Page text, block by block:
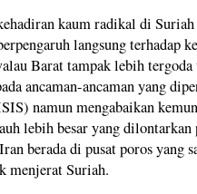
kaum radikal di Suriah
langsung terhadap
Barat tampak lebih tergoda
ancaman-ancaman yang
namun mengabaikan
lebih besar yang dilontarkan
berada di pusat poros yang
menjerat Suriah.